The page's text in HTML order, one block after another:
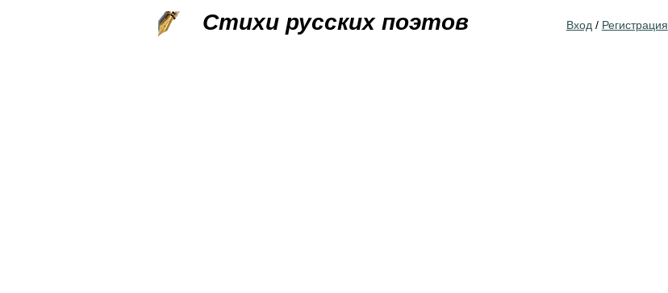
Стихи русских поэтов Вход / Регистрация